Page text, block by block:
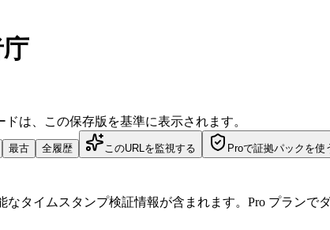
は、この保存版を基準に表示されます。
最古 全履歴 このURLを監視する Proで証拠パックを使
タイムスタンプ検証情報が含まれます。Pro プランで